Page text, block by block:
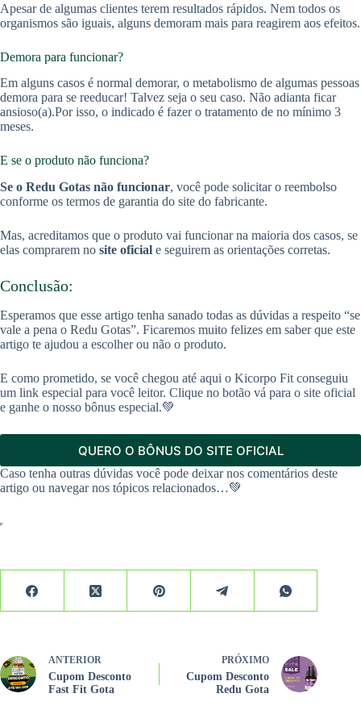
Apesar de algumas clientes terem resultados rápidos. Nem todos os
organismos são iguais, alguns demoram mais para reagirem aos efeitos.
Demora para funcionar?
Em alguns casos é normal demorar, o metabolismo de algumas pessoas
demora para se reeducar! Talvez seja o seu caso. Não adianta ficar
ansioso(a).Por isso, o indicado é fazer o tratamento de no mínimo 3
meses.
E se o produto não funciona?
Se o Redu Gotas não funcionar, você pode solicitar o reembolso
conforme os termos de garantia do site do fabricante.
Mas, acreditamos que o produto vai funcionar na maioria dos casos, se
elas comprarem no site oficial e seguirem as orientações corretas.
Conclusão:
Esperamos que esse artigo tenha sanado todas as dúvidas a respeito “se
vale a pena o Redu Gotas”. Ficaremos muito felizes em saber que este
artigo te ajudou a escolher ou não o produto.
E como prometido, se você chegou até aqui o Kicorpo Fit conseguiu
um link especial para você leitor. Clique no botão vá para o site oficial
e ganhe o nosso bônus especial.💚
QUERO O BÔNUS DO SITE OFICIAL
Caso tenha outras dúvidas você pode deixar nos comentários deste
artigo ou navegar nos tópicos relacionados…💚
ANTERIOR
Cupom Desconto
Fast Fit Gota
PRÓXIMO
Cupom Desconto
Redu Gota